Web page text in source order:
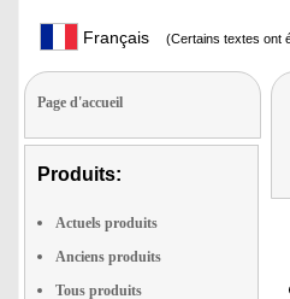
Français (Certains textes ont
Page d'accueil
Produits:
Actuels produits
Anciens produits
Tous produits